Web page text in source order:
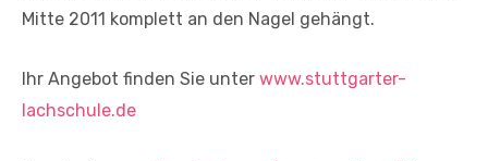
Mitte 2011 komplett an den Nagel gehängt.
Ihr Angebot finden Sie unter www.stuttgarter-
lachschule.de